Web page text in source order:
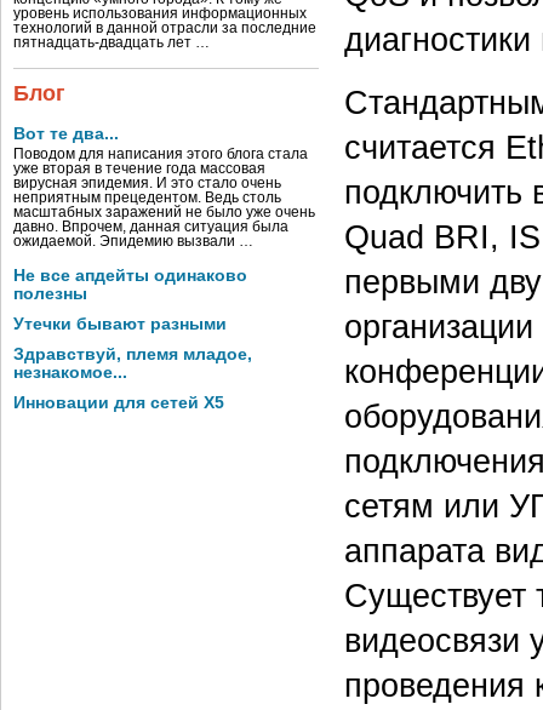
уровень использования информационных
технологий в данной отрасли за последние
пятнадцать-двадцать лет …
Блог
Вот те два...
Поводом для написания этого блога стала
уже вторая в течение года массовая
вирусная эпидемия. И это стало очень
неприятным прецедентом. Ведь столь
масштабных заражений не было уже очень
давно. Впрочем, данная ситуация была
ожидаемой. Эпидемию вызвали …
Не все апдейты одинаково
полезны
Утечки бывают разными
Здравствуй, племя младое,
незнакомое...
Инновации для сетей X5
считается
подключить
Quad BRI,
первыми
сетям или
аппарата
Существует
видеосвязи
проведения